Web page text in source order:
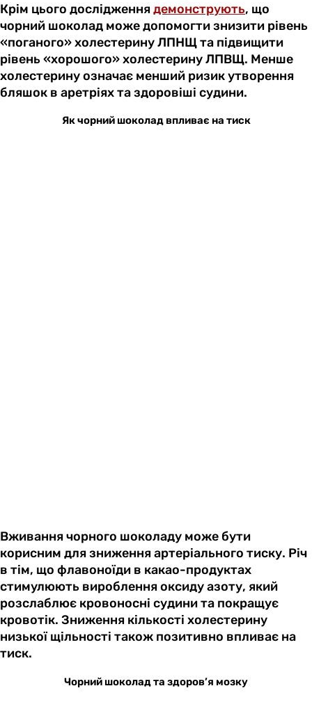
Крім цього дослідженнядемонструють, що
чорний шоколад може допомогти знизити рівень
«поганого» холестерину ЛПНЩ та підвищити
рівень «хорошого» холестерину ЛПВЩ. Менше
холестерину означає менший ризик утворення
бляшок в аретріях та здоровіші судини.
Як чорний шоколад впливає на тиск
Вживання чорного шоколаду може бути
корисним для зниження артеріального тиску. Річ
в тім, що флавоноїди в какао-продуктах
стимулюють вироблення оксиду азоту, який
розслаблює кровоносні судини та покращує
кровотік. Зниження кількості холестерину
низької щільності також позитивно впливає на
тиск.
Чорний шоколад та здоров’я мозку